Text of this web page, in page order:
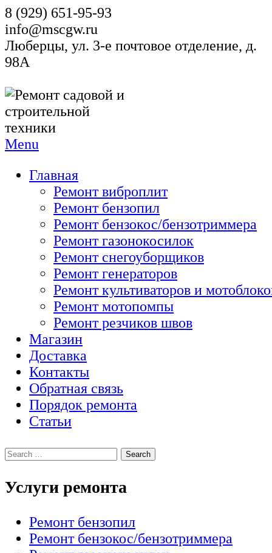
8 (929) 651-95-93
info@mscgw.ru
Люберцы, ул. 3-е почтовое отделение, д.
98А
Menu
Главная
Ремонт виброплит
Ремонт бензопил
Ремонт бензокос/бензотриммера
Ремонт газонокосилок
Ремонт снегоуборщиков
Ремонт генераторов
Ремонт культиваторов и
Ремонт мотопомпы
Ремонт резчиков швов
Магазин
Доставка
Контакты
Обратная связь
Порядок ремонта
Статьи
Услуги ремонта
Ремонт бензопил
Ремонт бензокос/бензотриммера